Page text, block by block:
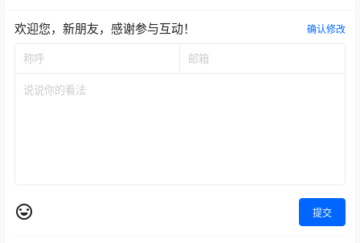
欢迎您，新朋友，感谢参与互动！ 确认修改
提交